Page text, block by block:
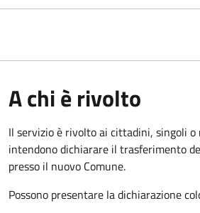
A chi è rivolto
Il servizio è rivolto ai cittadini, singoli
intendono dichiarare il trasferimento
presso il nuovo Comune.
Possono presentare la dichiarazione